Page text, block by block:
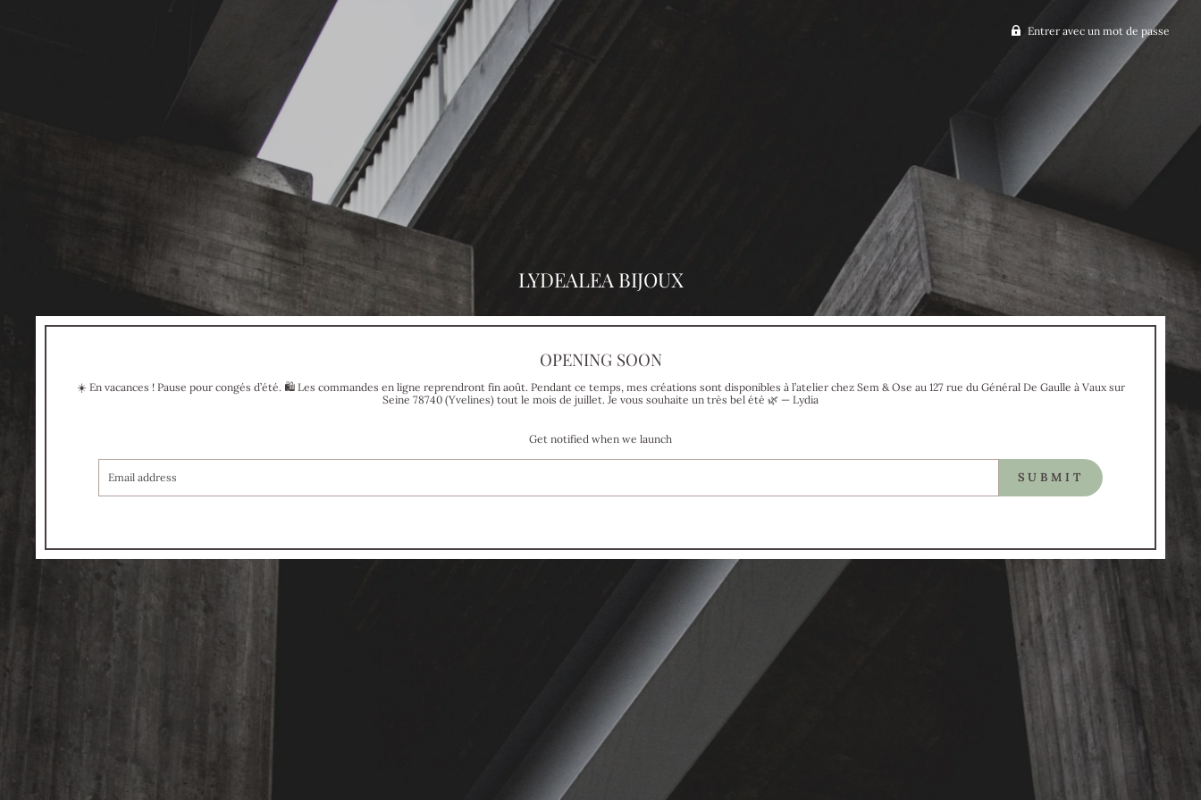
Entrer avec un mot de passe
LYDEALEA BIJOUX
OPENING SOON
☀️ En vacances ! Pause pour congés d’été. 🛍 Les commandes en ligne reprendront fin août. Pendant ce temps, mes créations sont disponibles à l’atelier chez Sem & Ose au 127 rue du Général De Gaulle à Vaux sur
Seine 78740 (Yvelines) tout le mois de juillet. Je vous souhaite un très bel été 🌿 — Lydia
Get notified when we launch
COURRIEL
SUBMIT